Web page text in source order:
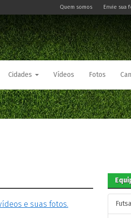
Quem somos Envie sua
Cidades Vídeos Fotos
e suas fotos.